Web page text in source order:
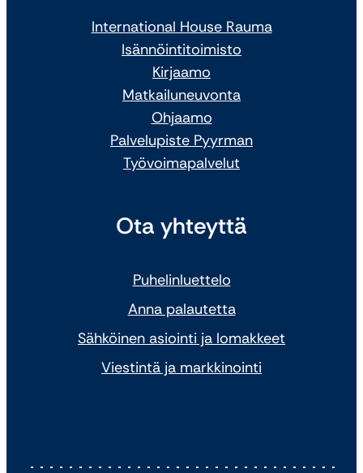
International House Rauma
Isännöintitoimisto
Kirjaamo
Matkailuneuvonta
Ohjaamo
Palvelupiste Pyyrman
Työvoimapalvelut
Ota yhteyttä
Puhelinluettelo
Anna palautetta
Sähköinen asiointi ja lomakkeet
Viestintä ja markkinointi